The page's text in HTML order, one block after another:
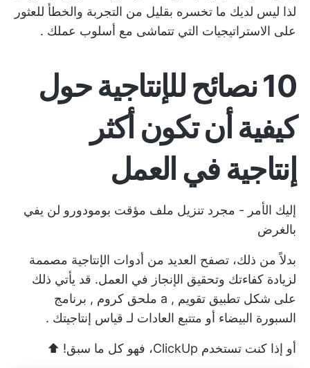
لذا ليس لديك ما تخسره بقليل من التجربة والخطأ للعثور
على الاستراتيجيات التي تتماشى مع أسلوب عملك .
10 نصائح للإنتاجية حول
كيفية أن تكون أكثر
إنتاجية في العمل
إليك الأمر - مجرد تنزيل ملف مؤقت بومودورو لن يفي
بالغرض
بدلاً من ذلك، تصفح العديد من أدوات الإنتاجية مصممة
لزيادة كفاءتك وتحقيق الإنجاز في العمل. قد يأتي ذلك
على شكل تطبيق تقويم , a ملحق كروم , برنامج
السبورة البيضاء أو متتبع العادات لـ قياس إنتاجيتك .
أو إذا كنت تستخدم ClickUp، فهو كل ما سبق! ⬆️